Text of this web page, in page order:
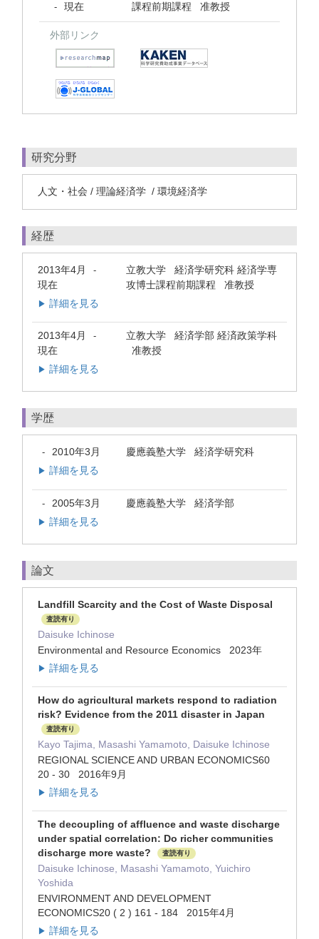
- 現在
課程前期課程 准教授
外部リンク
研究分野
人文・社会 / 理論経済学 / 環境経済学
経歴
2013年4月 -
現在
立教大学 経済学研究科 経済学専
攻博士課程前期課程 准教授
▶ 詳細を見る
2013年4月 -
現在
立教大学 経済学部 経済政策学科
准教授
▶ 詳細を見る
学歴
- 2010年3月 慶應義塾大学 経済学研究科
▶ 詳細を見る
- 2005年3月 慶應義塾大学 経済学部
▶ 詳細を見る
論文
Landfill Scarcity and the Cost of Waste Disposal
査読有り
Daisuke Ichinose
Environmental and Resource Economics 2023年
▶ 詳細を見る
How do agricultural markets respond to radiation
risk? Evidence from the 2011 disaster in Japan
査読有り
Kayo Tajima, Masashi Yamamoto, Daisuke Ichinose
REGIONAL SCIENCE AND URBAN ECONOMICS60
20 - 30 2016年9月
▶ 詳細を見る
The decoupling of affluence and waste discharge
under spatial correlation: Do richer communities
discharge more waste?
査読有り
Daisuke Ichinose, Masashi Yamamoto, Yuichiro
Yoshida
ENVIRONMENT AND DEVELOPMENT
ECONOMICS20 ( 2 ) 161 - 184 2015年4月
▶ 詳細を見る